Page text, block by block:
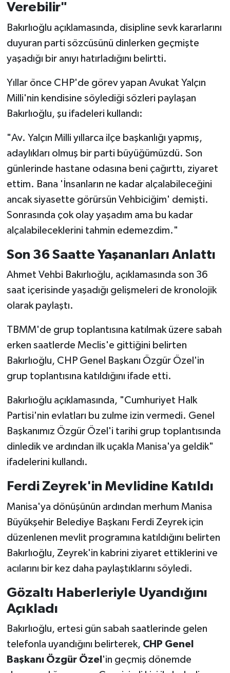
Verebilir"
Bakırlıoğlu açıklamasında, disipline sevk kararlarını
duyuran parti sözcüsünü dinlerken geçmişte
yaşadığı bir anıyı hatırladığını belirtti.
Yıllar önce CHP'de görev yapan Avukat Yalçın
Milli'nin kendisine söylediği sözleri paylaşan
Bakırlıoğlu, şu ifadeleri kullandı:
"Av. Yalçın Milli yıllarca ilçe başkanlığı yapmış,
adaylıkları olmuş bir parti büyüğümüzdü. Son
günlerinde hastane odasına beni çağırttı, ziyaret
ettim. Bana 'İnsanların ne kadar alçalabileceğini
ancak siyasette görürsün Vehbiciğim' demişti.
Sonrasında çok olay yaşadım ama bu kadar
alçalabileceklerini tahmin edemezdim."
Son 36 Saatte Yaşananları Anlattı
Ahmet Vehbi Bakırlıoğlu, açıklamasında son 36
saat içerisinde yaşadığı gelişmeleri de kronolojik
olarak paylaştı.
TBMM'de grup toplantısına katılmak üzere sabah
erken saatlerde Meclis'e gittiğini belirten
Bakırlıoğlu, CHP Genel Başkanı Özgür Özel'in
grup toplantısına katıldığını ifade etti.
Bakırlıoğlu açıklamasında, "Cumhuriyet Halk
Partisi'nin evlatları bu zulme izin vermedi. Genel
Başkanımız Özgür Özel'i tarihi grup toplantısında
dinledik ve ardından ilk uçakla Manisa'ya geldik"
ifadelerini kullandı.
Ferdi Zeyrek'in Mevlidine Katıldı
Manisa'ya dönüşünün ardından merhum Manisa
Büyükşehir Belediye Başkanı Ferdi Zeyrek için
düzenlenen mevlit programına katıldığını belirten
Bakırlıoğlu, Zeyrek'in kabrini ziyaret ettiklerini ve
acılarını bir kez daha paylaştıklarını söyledi.
Gözaltı Haberleriyle Uyandığını
Açıkladı
Bakırlıoğlu, ertesi gün sabah saatlerinde gelen
telefonla uyandığını belirterek, CHP Genel
Başkanı Özgür Özel 'in geçmiş dönemde